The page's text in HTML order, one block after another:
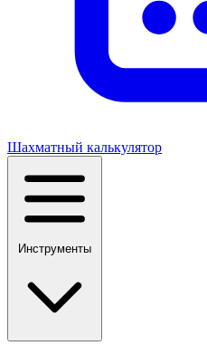
Шахматный калькулятор
Инструменты